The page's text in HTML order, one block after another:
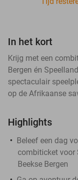
In het kort
Krijg met een
Bergen én
spectaculair
op de Afrikaanse
Highlights
Beleef een dag
combiticket voor
Beekse Bergen